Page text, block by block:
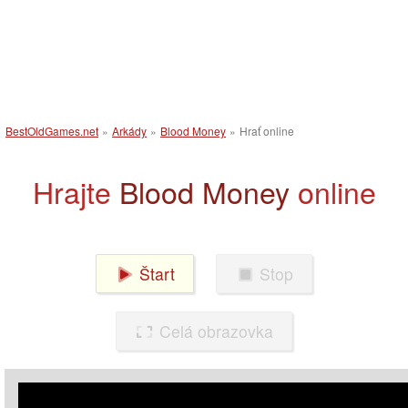
BestOldGames.net » Arkády » Blood Money » Hrať online
Hrajte Blood Moneyonline
Štart Stop
Celá obrazovka